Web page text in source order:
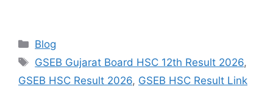
Categories
Blog
Tags
GSEB Gujarat Board HSC 12th Result 2026,
GSEB HSC Result 2026, GSEB HSC Result Link